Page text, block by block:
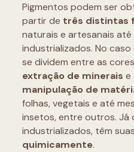
Pigmentos podem ser
partir de três distintas
naturais e artesanais
industrializados. No
se dividem entre as
extração de minerais e
manipulação de
folhas, vegetais e até
insetos, entre outros. Já
industrializados, têm
quimicamente.